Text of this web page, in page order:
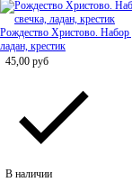
Рождество Христово.
ладан, крестик
45,00 руб
В наличии